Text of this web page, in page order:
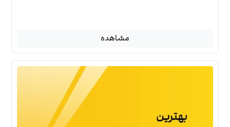
مشاهده